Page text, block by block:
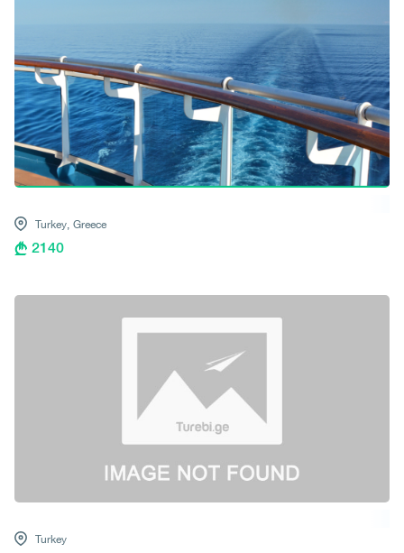
Turkey, Greece
2140
Turkey